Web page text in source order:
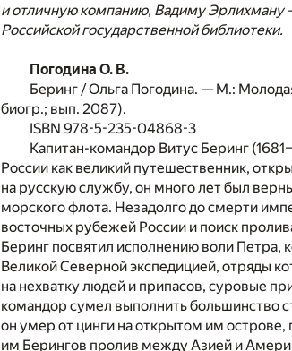
и отличную компанию, Вадиму
Российской государственной библиотеки.
Погодина О. В.
Беринг / Ольга Погодина. — М.:
биогр.; вып. 2087).
ISBN 978-5-235-04868-3
Капитан-командор Витус Беринг
России как великий путешественник,
на русскую службу, он много лет был
морского флота. Незадолго до смерти
восточных рубежей России и поиск
Беринг посвятил исполнению воли Петра,
Великой Северной экспедицией, отряды
на нехватку людей и припасов, суровые
командор сумел выполнить большинство
он умер от цинги на открытом им
им Берингов пролив между Азией и